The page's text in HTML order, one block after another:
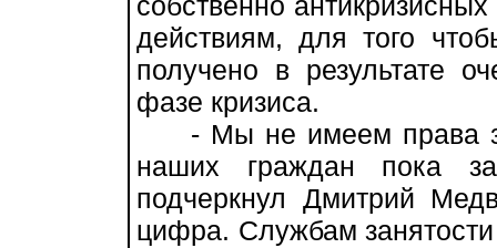
действиям, для того
получено в результате
фазе кризиса.
- Мы не имеем права
наших граждан пока
подчеркнул Дмитрий
цифра. Службам